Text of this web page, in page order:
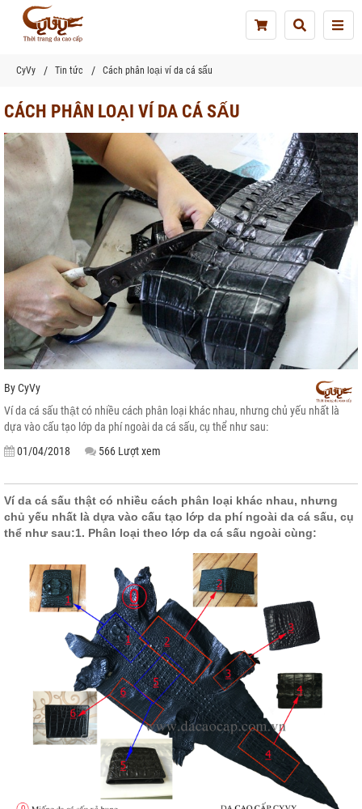
CyVy Tin tức Cách phân loại ví da cá sấu
CÁCH PHÂN LOẠI VÍ DA CÁ SẤU
ByCyVy
Ví da cá sấu thật có nhiều cách phân loại khác nhau, nhưng chủ yếu nhất là
dựa vào cấu tạo lớp da phí ngoài da cá sấu, cụ thể như sau:
01/04/2018
566 Lượt xem
Ví da cá sấu thật có nhiều cách phân loại khác nhau, nhưng
chủ yếu nhất là dựa vào cấu tạo lớp da phí ngoài da cá sấu, cụ
thể như sau:1. Phân loại theo lớp da cá sấu ngoài cùng: